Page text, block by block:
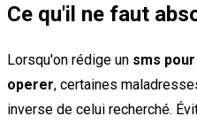
Ce qu'il ne faut
Lorsqu'on rédige un sms
operer, certaines
inverse de celui recherché.